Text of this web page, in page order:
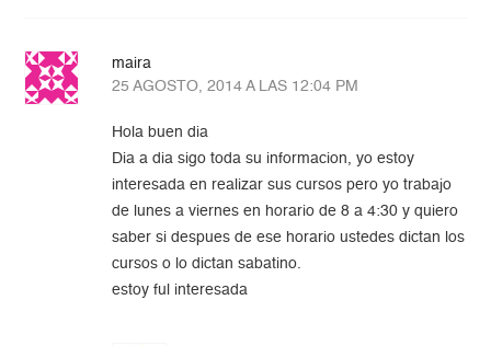
maira
25 AGOSTO, 2014 A LAS 12:04 PM
Hola buen dia
Dia a dia sigo toda su informacion, yo estoy
interesada en realizar sus cursos pero yo trabajo
de lunes a viernes en horario de 8 a 4:30 y quiero
saber si despues de ese horario ustedes dictan los
cursos o lo dictan sabatino.
estoy ful interesada